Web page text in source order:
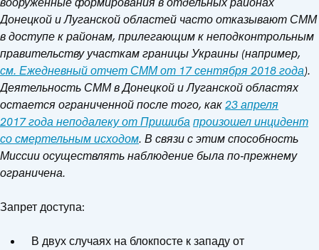
Донецкой и Луганской областей часто отказывают СММ
в доступе к районам, прилегающим к неподконтрольным
правительству участкам границы Украины (например,
см. Ежедневный отчет СММ от 17 сентября 2018 года).
Деятельность СММ в Донецкой и Луганской областях
остается ограниченной после того, как23 апреля
2017 года неподалеку от Пришибапроизошел инцидент
со смертельным исходом. В связи с этим способность
Миссии осуществлять наблюдение была по‑прежнему
ограничена.
Запрет доступа:
В двух случаях на блокпосте к западу от